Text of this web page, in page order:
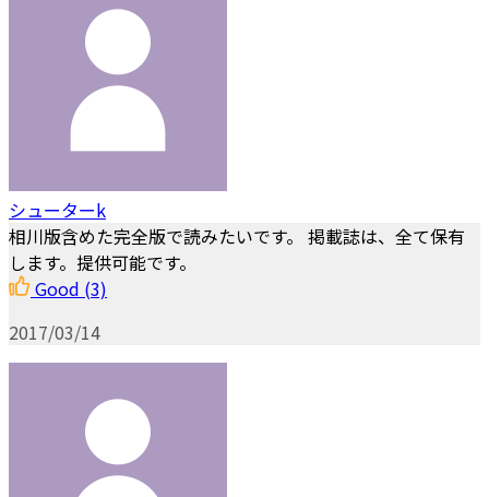
シューターk
相川版含めた完全版で読みたいです。 掲載誌は、全て保有
します。提供可能です。
Good (3)
2017/03/14